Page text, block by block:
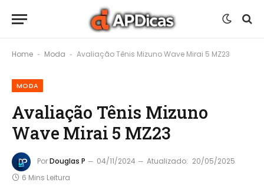
Home - Moda - Avaliação Tênis Mizuno Wave Mirai 5 MZ23
MODA
Avaliação Tênis Mizuno
Wave Mirai 5 MZ23
PorDouglas P 04/11/2024 Atualizado: 20/05/2025
6 Mins Leitura